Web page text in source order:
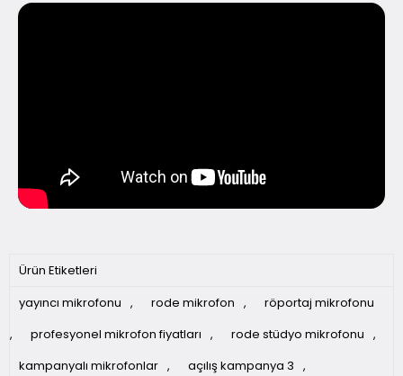
Ürün Etiketleri
yayıncı mikrofonu , rode mikrofon ,
röportaj mikrofonu
,
profesyonel mikrofon fiyatları , rode stüdyo mikrofonu ,
kampanyalı mikrofonlar , açılış kampanya 3 ,